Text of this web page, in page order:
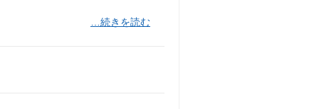
…続きを読む